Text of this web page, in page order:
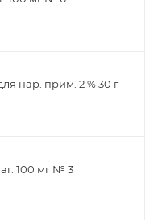
нар. прим. 2 % 30 г
100 мг № 3